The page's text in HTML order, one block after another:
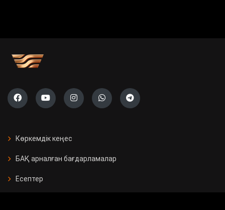
Көркемдік кеңес
БАҚ арналған бағдарламалар
Есептер